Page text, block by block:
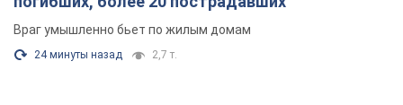
Враг умышленно бьет по жилым домам
24 минуты назад 2,7 т.